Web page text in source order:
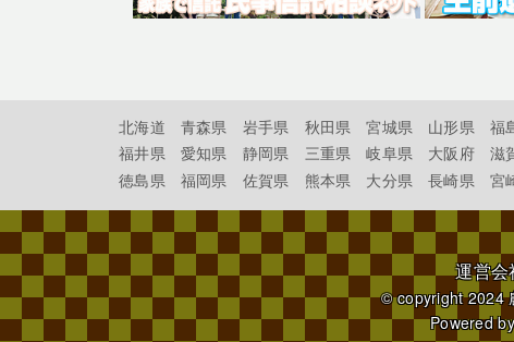
北海道 青森県 岩手県 秋田県 宮城県 山形県 福
福井県
愛知県 静岡県 三重県 岐阜県 大阪府 滋
徳島県
福岡県 佐賀県 熊本県 大分県 長崎県 宮
運営会
© copyright 2024
Powered